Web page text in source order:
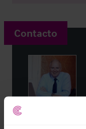
Contacto